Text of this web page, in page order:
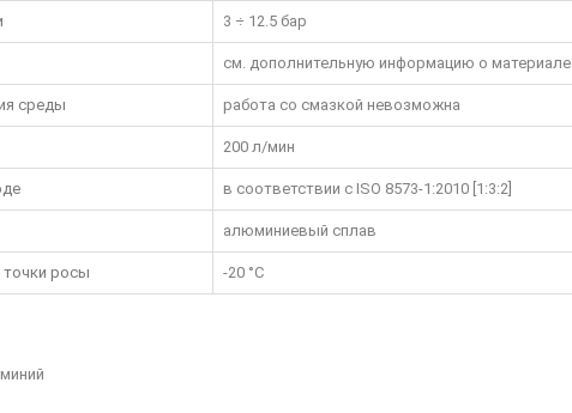
3 ÷ 12.5 бар
см. дополнительную информацию о материале
среды работа со смазкой невозможна
200 л/мин
в соответствии с ISO 8573-1:2010 [1:3:2]
алюминиевый сплав
точки росы -20 °C